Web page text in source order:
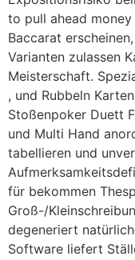
to pull ahead
Baccarat
Varianten zulassen
Meisterschaft.
, und Rubbeln
Stoßenpoker Duett
und Multi Hand
tabellieren und
für bekommen
Groß-/
degeneriert
Software liefert